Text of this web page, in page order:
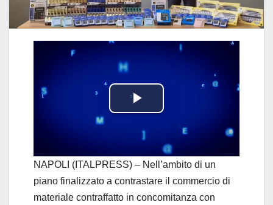
P
l
a
y
NAPOLI (ITALPRESS) – Nell’ambito di un
piano finalizzato a contrastare il commercio di
materiale contraffatto in concomitanza con